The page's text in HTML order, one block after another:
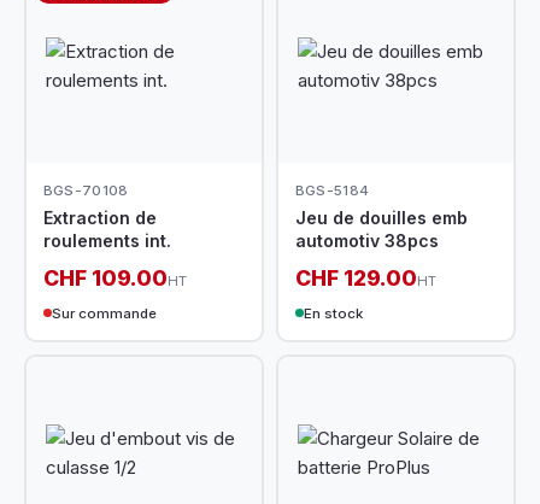
BGS-70108
Extraction de
roulements int.
CHF 109.00HT
Sur commande
BGS-5184
Jeu de douilles emb
automotiv 38pcs
CHF 129.00HT
En stock